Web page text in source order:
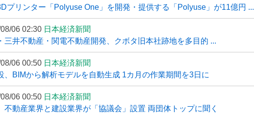
プリンター「Polyuse One」を開発・提供する「Polyuse」が11億円 ...
06 02:30 日本経済新聞
三井不動産・関電不動産開発、クボタ旧本社跡地を多目的 ...
06 00:50 日本経済新聞
、BIMから解析モデルを自動生成 1カ月の作業期間を3日に
06 00:50 日本経済新聞
不動産業界と建設業界が「協議会」設置 両団体トップに聞く